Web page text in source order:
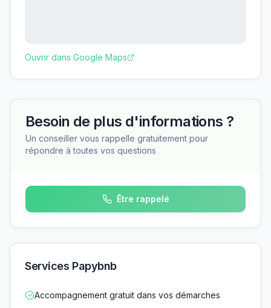
Ouvrir dans Google Maps
Besoin de plus d'informations ?
Un conseiller vous rappelle gratuitement pour
répondre à toutes vos questions
Être rappelé
Services Papybnb
Accompagnement gratuit dans vos démarches